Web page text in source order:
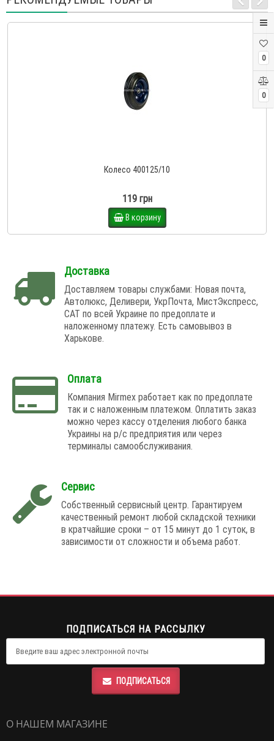
0
0
Колесо 400125/10
119 грн
В корзину
Доставка
Доставляем товары службами: Новая почта,
Автолюкс, Деливери, УкрПочта, МистЭкспресс,
САТ по всей Украине по предоплате и
наложенному платежу. Есть самовывоз в
Харькове.
Оплата
Компания Mirmex работает как по предоплате
так и с наложенным платежом. Оплатить заказ
можно через кассу отделения любого банка
Украины на р/с предприятия или через
терминалы самообслуживания.
Сервис
Собственный сервисный центр. Гарантируем
качественный ремонт любой складской техники
в кратчайшие сроки – от 15 минут до 1 суток, в
зависимости от сложности и объема работ.
ПОДПИСАТЬСЯ НА РАССЫЛКУ
ПОДПИСАТЬСЯ
О НАШЕМ МАГАЗИНЕ